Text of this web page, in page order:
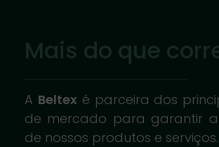
Mais do que
A Beltex é parceira dos
de mercado para garantir a
de nossos produtos e serviços.